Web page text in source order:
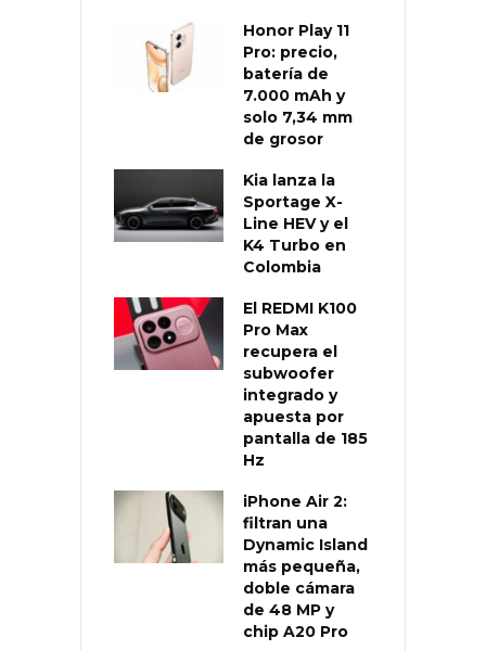
Honor Play 11
Pro: precio,
batería de
7.000 mAh y
solo 7,34 mm
de grosor
Kia lanza la
Sportage X-
Line HEV y el
K4 Turbo en
Colombia
El REDMI K100
Pro Max
recupera el
subwoofer
integrado y
apuesta por
pantalla de 185
Hz
iPhone Air 2:
filtran una
Dynamic Island
más pequeña,
doble cámara
de 48 MP y
chip A20 Pro